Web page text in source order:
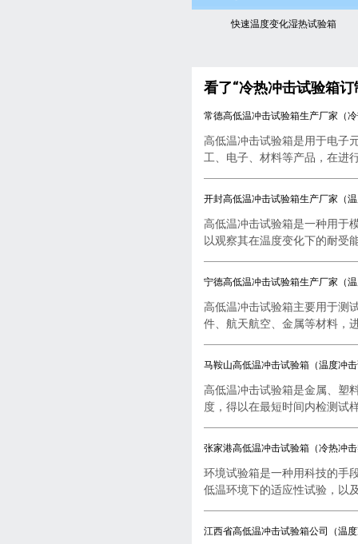
快速温度变化湿热试验箱
看了“冷热冲击试验箱
常德高低温冲击试验箱生产厂家（
高低温冲击试验箱是用于电子
工、电子、材料等产品，在进
开封高低温冲击试验箱生产厂家（
高低温冲击试验箱是一种用于
以观察其在温度变化下的耐受
宁德高低温冲击试验箱生产厂家（
高低温冲击试验箱主要用于测
件、航天航空、金属等材料，
马鞍山高低温冲击试验箱（温度冲
高低温冲击试验箱是金属、塑
度，得以在最短时间内检测试
张家港高低温冲击试验箱（冷热冲
环境试验箱是一种用科技的手
低温环境下的适应性试验，以
江西省高低温冲击试验箱公司（温